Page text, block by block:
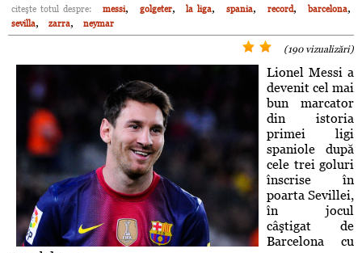
citeşte totul despre: messi, golgeter, la liga, spania, record, barcelona,
sevilla, zarra, neymar
(190 vizualizări)
Lionel Messi a
devenit cel mai
bun marcator
din istoria
primei ligi
spaniole după
cele trei goluri
înscrise în
poarta Sevillei,
în jocul
câştigat de
Barcelona cu